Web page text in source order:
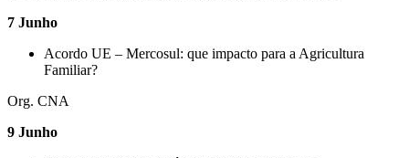
7 Junho
Acordo UE – Mercosul: que impacto para a Agricultura
Familiar?
Org. CNA
9 Junho